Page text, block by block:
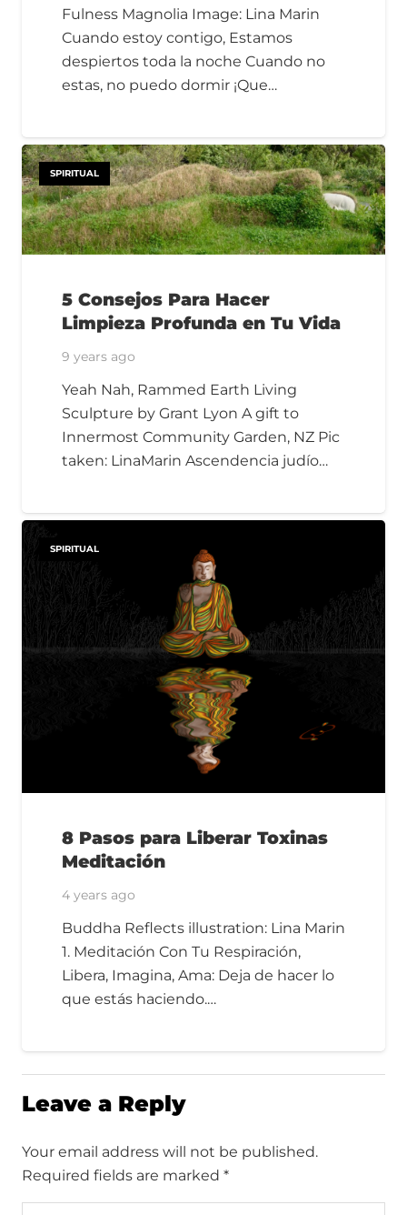
Fulness Magnolia Image: Lina Marin
Cuando estoy contigo, Estamos
despiertos toda la noche Cuando no
estas, no puedo dormir ¡Que…
SPIRITUAL
5 Consejos Para Hacer
Limpieza Profunda en Tu Vida
9 years ago
Yeah Nah, Rammed Earth Living
Sculpture by Grant Lyon A gift to
Innermost Community Garden, NZ Pic
taken: LinaMarin Ascendencia judío…
SPIRITUAL
8 Pasos para Liberar Toxinas
Meditación
4 years ago
Buddha Reflects illustration: Lina Marin
1. Meditación Con Tu Respiración,
Libera, Imagina, Ama: Deja de hacer lo
que estás haciendo.…
Leave a Reply
Your email address will not be published.
Required fields are marked *